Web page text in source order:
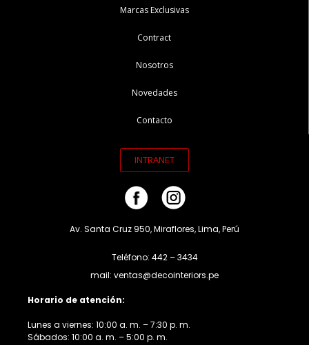
Marcas Exclusivas
Contract
Nosotros
Novedades
Contacto
INTRANET
Av. Santa Cruz 950, Miraflores, Lima, Perú
Teléfono: 442 – 3434
mail: ventas@decointeriors.pe
Horario de atención:
Lunes a viernes: 10:00 a. m. – 7:30 p. m.
Sábados: 10:00 a. m. – 5:00 p. m.